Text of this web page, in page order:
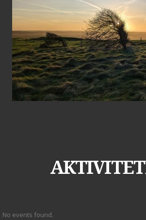
No events found.